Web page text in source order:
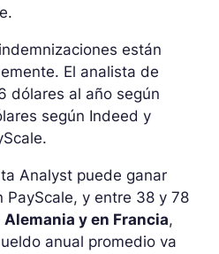
están
El analista de
dólares al año según
según Indeed y
Analyst puede ganar
y entre 38 y 78
Alemania y en Francia,
anual promedio va